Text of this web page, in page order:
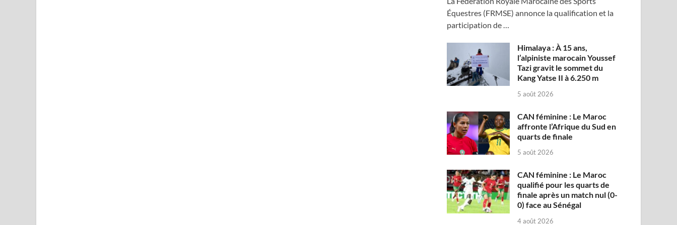
Équestres (FRMSE) annonce la qualification et la
participation de …
Himalaya : À 15 ans,
l’alpiniste marocain Youssef
Tazi gravit le sommet du
Kang Yatse II à 6.250 m
5 août 2026
CAN féminine : Le Maroc
affronte l’Afrique du Sud en
quarts de finale
5 août 2026
CAN féminine : Le Maroc
qualifié pour les quarts de
finale après un match nul (0-
0) face au Sénégal
4 août 2026